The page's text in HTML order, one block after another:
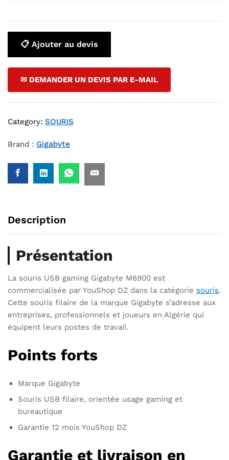
📋 Ajouter au devis
✉ DEMANDER UN DEVIS PAR E-MAIL
Category: SOURIS
Brand : Gigabyte
Description
Présentation
La souris USB gaming Gigabyte M6900 est
commercialisée par YouShop DZ dans la catégorie souris.
Cette souris filaire de la marque Gigabyte s’adresse aux
entreprises, professionnels et joueurs en Algérie qui
équipent leurs postes de travail.
Points forts
Marque Gigabyte
Souris USB filaire, orientée usage gaming et
bureautique
Garantie 12 mois YouShop DZ
Garantie et livraison en